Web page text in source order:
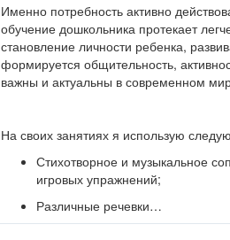
Именно потребность активно
обучение дошкольника протекает
становление личности ребенка,
формируется общительность,
важны и актуальны в современном
На своих занятиях я использую
Стихотворное и музыкальное
игровых упражнений;
Различные речевки…